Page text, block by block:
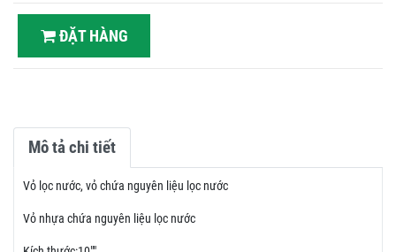
ĐẶT HÀNG
Mô tả chi tiết
Vỏ lọc nước, vỏ chứa nguyên liệu lọc nước
Vỏ nhựa chứa nguyên liệu lọc nước